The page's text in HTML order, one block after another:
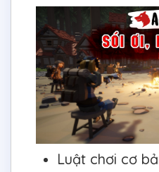
Luật chơi cơ